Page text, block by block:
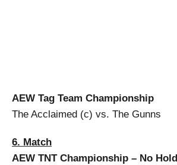
AEW Tag Team Championship
The Acclaimed (c) vs. The Gunns
6. Match
AEW TNT Championship – No